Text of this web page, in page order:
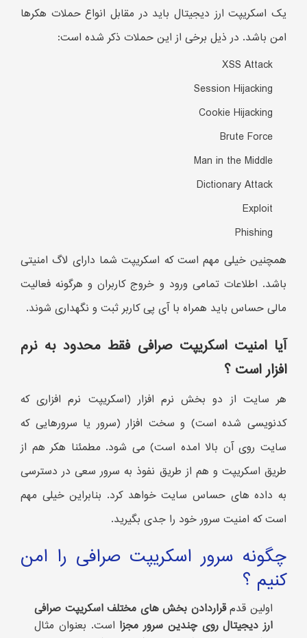
یک اسکریپت ارز دیجیتال باید در مقابل انواع حملات هکرها
امن باشد. در ذیل برخی از این حملات ذکر شده است:
XSS Attack
Session Hijacking
Cookie Hijacking
Brute Force
Man in the Middle
Dictionary Attack
Exploit
Phishing
همچنین خیلی مهم است که اسکریپت شما دارای لاگ امنیتی
باشد. اطلاعات تمامی ورود و خروج کاربران و هرگونه فعالیت
مالی حساس باید همراه با آی پی کاربر ثبت و نگهداری شوند.
آیا امنیت اسکریپت صرافی فقط محدود به نرم
افزار است ؟
هر سایت از دو بخش نرم افزار (اسکریپت نرم افزاری که
کدنویسی شده است) و سخت افزار (سرور یا سرورهایی که
سایت روی آن بالا امده است) می شود. مطمئنا هکر هم از
طریق اسکریپت و هم از طریق نفوذ به سرور سعی در دسترسی
به داده های حساس سایت خواهد کرد. بنابراین خیلی مهم
است که امنیت سرور خود را جدی بگیرید.
چگونه سرور اسکریپت صرافی را امن
کنیم ؟
اولین قدمقراردادن بخش های مختلف اسکریپت صرافی
ارز دیجیتال روی چندین سرور مجزا است. بعنوان مثال